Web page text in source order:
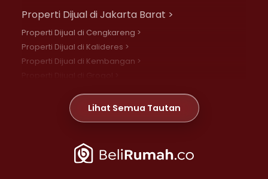
Properti Dijual di Jakarta Barat >
Properti Dijual di Cengkareng >
Properti Dijual di Kalideres >
Properti Dijual di Kembangan >
Properti Dijual di Meruya >
Properti Dijual di Jelambar >
Properti Dijual di Jakarta Pusat >
Lihat Semua Tautan